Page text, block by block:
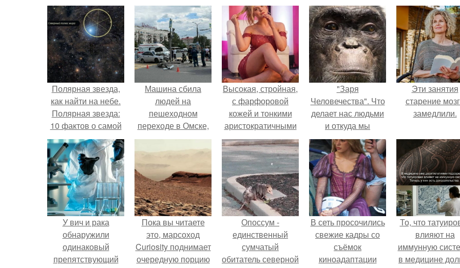
Полярная звезда,
как найти на небе.
Полярная звезда:
10 фактов о самой
известной звезде
ночного неба.
Машина сбила
людей на
пешеходном
переходе в Омске,
пострадали 8
человек.
Высокая, стройная,
с фарфоровой
кожей и тонкими
аристократичными
чертами, эль
выглядит так, будто
сошла с полотна
художника.
"Заря
Человечества". Что
делает нас людьми
и откуда мы
взялись?
Эти занятия
старение
замедлили.
У вич и рака
обнаружили
одинаковый
препятствующий
Пока вы читаете
это, марсоход
Curiosity поднимает
очередную порцию
Опоссум -
единственный
сумчатый
обитатель северной
В сеть просочились
свежие кадры со
съёмок
киноадаптации
То, что
влияют на
иммунную
в медицине